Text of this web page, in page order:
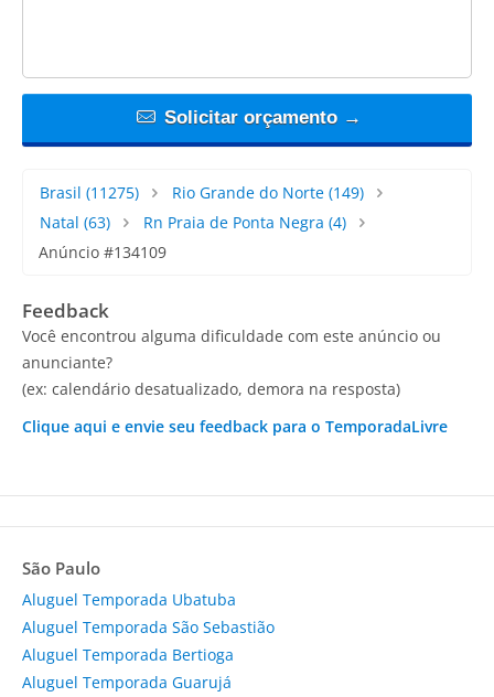
Solicitar orçamento →
Brasil (11275) Rio Grande do Norte(149)
Natal (63) Rn Praia de Ponta Negra (4)
Anúncio #134109
Feedback
Você encontrou alguma dificuldade com este anúncio ou
anunciante?
(ex: calendário desatualizado, demora na resposta)
Clique aqui e envie seu feedback para o TemporadaLivre
São Paulo
Aluguel Temporada Ubatuba
Aluguel Temporada São Sebastião
Aluguel Temporada Bertioga
Aluguel Temporada Guarujá